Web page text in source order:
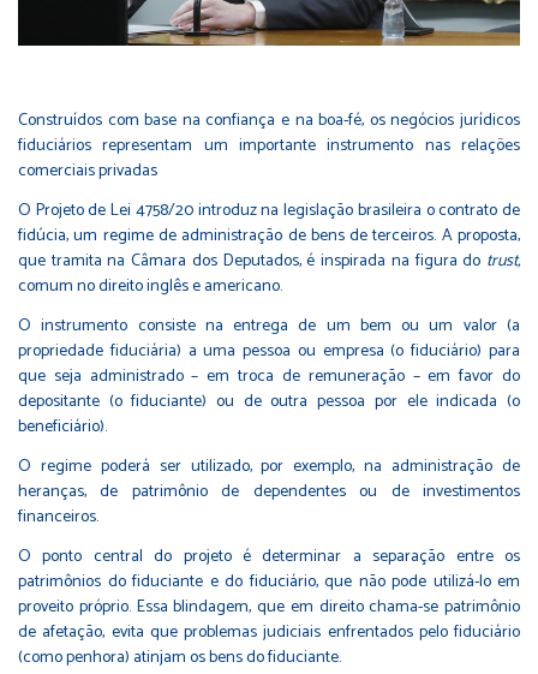
Construídos com base na confiança e na boa-fé, os negócios jurídicos
fiduciários representam um importante instrumento nas relações
comerciais privadas
O Projeto de Lei 4758/20 introduz na legislação brasileira o contrato de
fidúcia, um regime de administração de bens de terceiros. A proposta,
que tramita na Câmara dos Deputados, é inspirada na figura do trust,
comum no direito inglês e americano.
O instrumento consiste na entrega de um bem ou um valor (a
propriedade fiduciária) a uma pessoa ou empresa (o fiduciário) para
que seja administrado – em troca de remuneração – em favor do
depositante (o fiduciante) ou de outra pessoa por ele indicada (o
beneficiário).
O regime poderá ser utilizado, por exemplo, na administração de
heranças, de patrimônio de dependentes ou de investimentos
financeiros.
O ponto central do projeto é determinar a separação entre os
patrimônios do fiduciante e do fiduciário, que não pode utilizá-lo em
proveito próprio. Essa blindagem, que em direito chama-se patrimônio
de afetação, evita que problemas judiciais enfrentados pelo fiduciário
(como penhora) atinjam os bens do fiduciante.